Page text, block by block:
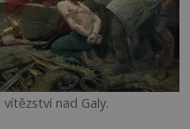
nad Galy.